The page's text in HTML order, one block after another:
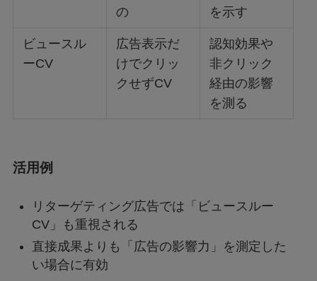
の
を示す
ビュースル
ーCV
広告表示だ
けでクリッ
クせずCV
認知効果や
非クリック
経由の影響
を測る
活用例
リターゲティング広告では「ビュースルー
CV」も重視される
直接成果よりも「広告の影響力」を測定した
い場合に有効